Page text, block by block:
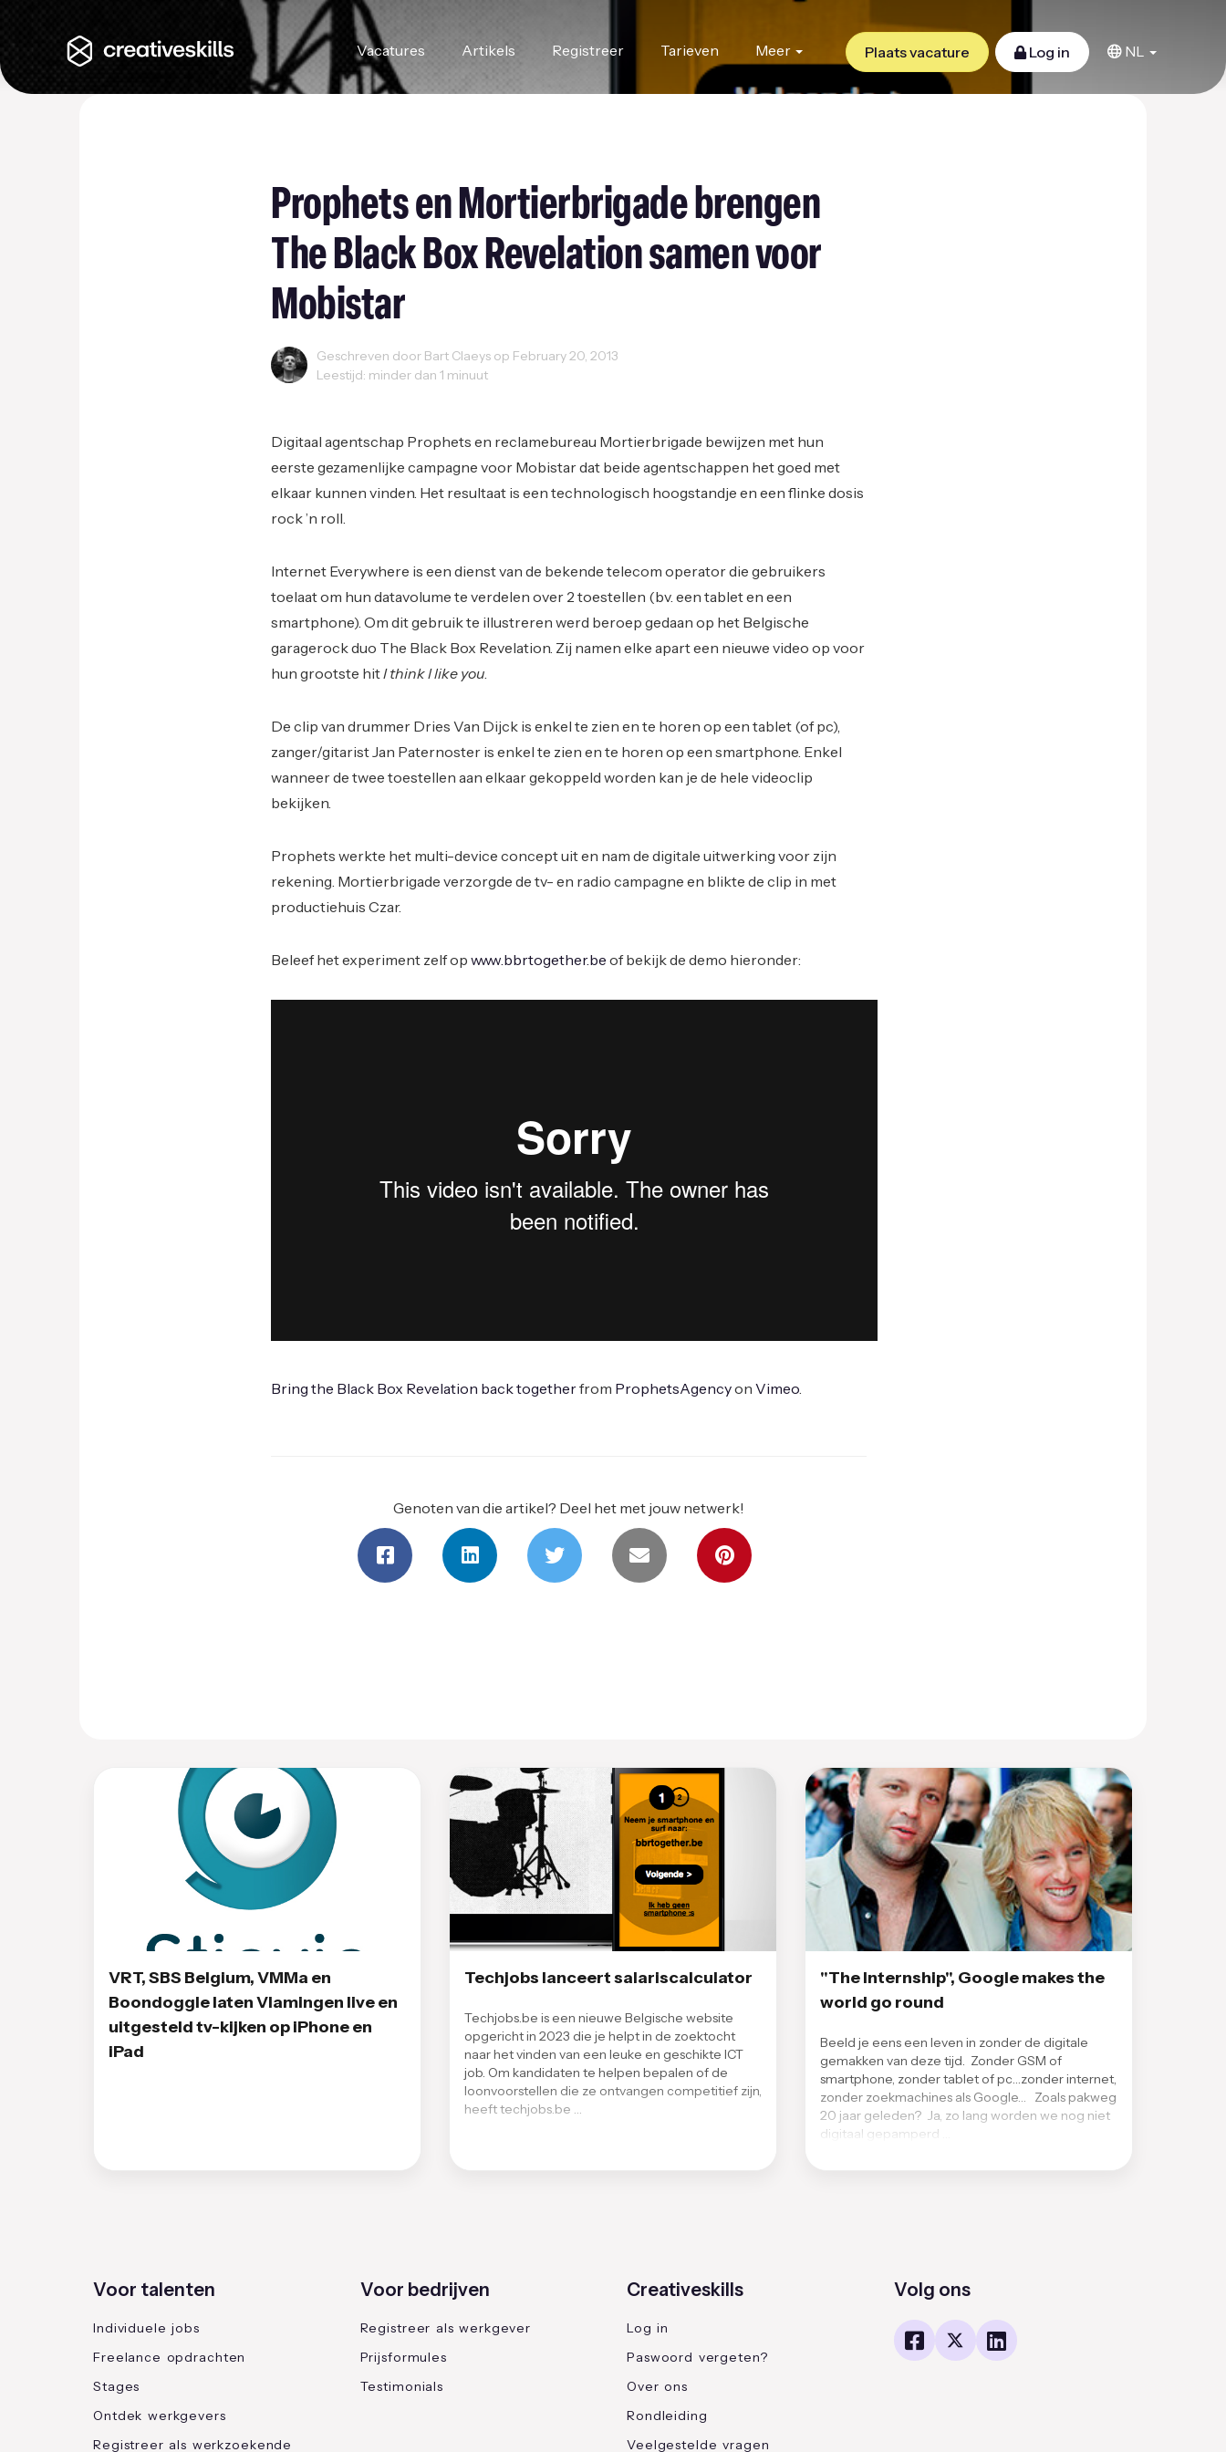
Vacatures Artikels Registreer Tarieven Meer Plaats vacature Log in NL
Prophets en Mortierbrigade brengen
The Black Box Revelation samen voor
Mobistar
Geschreven door Bart Claeys op February 20, 2013
Leestijd: minder dan 1 minuut
Digitaal agentschap Prophets en reclamebureau Mortierbrigade bewijzen met hun
eerste gezamenlijke campagne voor Mobistar dat beide agentschappen het goed met
elkaar kunnen vinden. Het resultaat is een technologisch hoogstandje en een flinke dosis
rock ’n roll.
Internet Everywhere is een dienst van de bekende telecom operator die gebruikers
toelaat om hun datavolume te verdelen over 2 toestellen (bv. een tablet en een
smartphone). Om dit gebruik te illustreren werd beroep gedaan op het Belgische
garagerock duo The Black Box Revelation. Zij namen elke apart een nieuwe video op voor
hun grootste hitI think I like you.
De clip van drummer Dries Van Dijck is enkel te zien en te horen op een tablet (of pc),
zanger/gitarist Jan Paternoster is enkel te zien en te horen op een smartphone. Enkel
wanneer de twee toestellen aan elkaar gekoppeld worden kan je de hele videoclip
bekijken.
Prophets werkte het multi-device concept uit en nam de digitale uitwerking voor zijn
rekening. Mortierbrigade verzorgde de tv- en radio campagne en blikte de clip in met
productiehuis Czar.
Beleef het experiment zelf op www.bbrtogether.be of bekijk de demo hieronder:
Bring the Black Box Revelation back togetherfrom ProphetsAgencyon Vimeo.
Genoten van die artikel? Deel het met jouw netwerk!
VRT, SBS Belgium, VMMa en
Boondoggle laten Vlamingen live en
uitgesteld tv-kijken op iPhone en
iPad
Techjobs lanceert salariscalculator
Techjobs.be is een nieuwe Belgische website
opgericht in 2023 die je helpt in de zoektocht
naar het vinden van een leuke en geschikte ICT
job. Om kandidaten te helpen bepalen of de
loonvoorstellen die ze ontvangen competitief zijn,
heeft techjobs.be …
"The Internship", Google makes the
world go round
Beeld je eens een leven in zonder de digitale
gemakken van deze tijd. Zonder GSM of
smartphone, zonder tablet of pc…zonder internet,
zonder zoekmachines als Google… Zoals pakweg
20 jaar geleden? Ja, zo lang worden we nog niet
digitaal gepamperd …
Voor talenten
Individuele jobs
Freelance opdrachten
Stages
Ontdek werkgevers
Registreer als werkzoekende
Voor bedrijven
Registreer als werkgever
Prijsformules
Testimonials
Creativeskills
Log in
Paswoord vergeten?
Over ons
Rondleiding
Veelgestelde vragen
Volg ons